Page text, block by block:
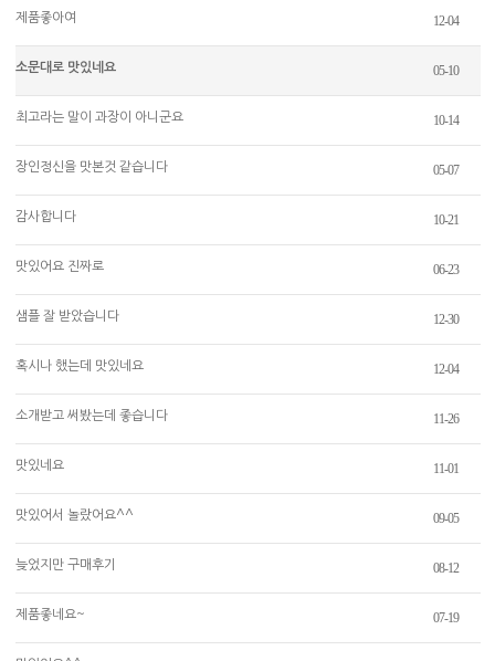
제품좋아여 12-04
소문대로 맛있네요 05-10
최고라는 말이 과장이 아니군요 10-14
장인정신을 맛본것 같습니다 05-07
감사합니다 10-21
맛있어요 진짜로 06-23
샘플 잘 받았습니다 12-30
혹시나 했는데 맛있네요 12-04
소개받고 써봤는데 좋습니다 11-26
맛있네요 11-01
맛있어서 놀랐어요^^ 09-05
늦었지만 구매후기 08-12
제품좋네요~ 07-19